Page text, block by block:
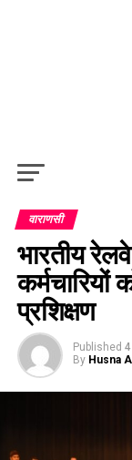
वाराणसी
भारतीय
कर्मचारियों
प्रशिक्षण
Published
By Husna